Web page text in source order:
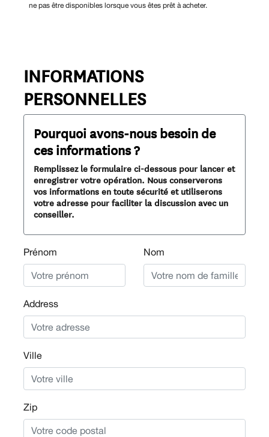
ne pas être disponibles lorsque vous êtes prêt à acheter.
INFORMATIONS
PERSONNELLES
Pourquoi avons-nous besoin de
ces informations ?
Remplissez le formulaire ci-dessous pour lancer et
enregistrer votre opération. Nous conserverons
vos informations en toute sécurité et utiliserons
votre adresse pour faciliter la discussion avec un
conseiller.
Prénom Nom
Address
Ville
Zip